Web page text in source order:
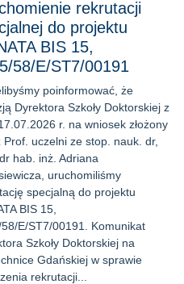
rekrutacji
do projektu
BIS 15,
58/E/ST7/00191
poinformować, że
Dyrektora Szkoły Doktorskiej z
r. na wniosek złożony
Prof. uczelni ze stop. nauk. dr,
hab. inż. Adriana
uruchomiliśmy
specjalną do projektu
BIS 15,
E/ST7/00191. Komunikat
Szkoły Doktorskiej na
Gdańskiej w sprawie
rekrutacji...